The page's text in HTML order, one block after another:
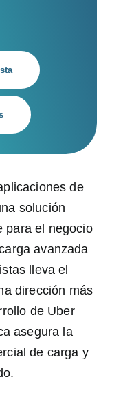
de
solución
para el negocio
avanzada
lleva el
dirección más
de Uber
asegura la
de carga y